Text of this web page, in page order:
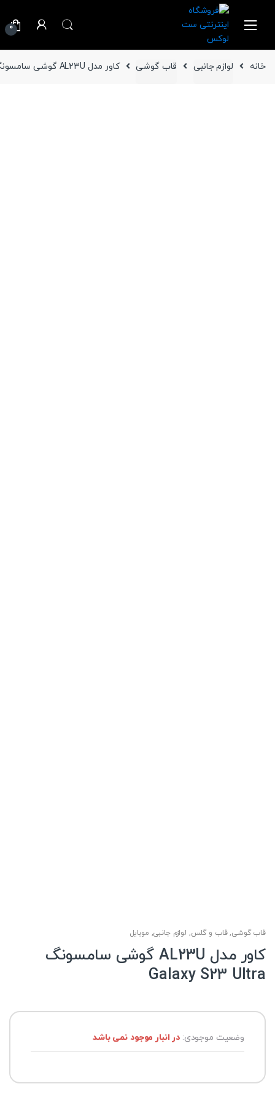
0
خانه لوازم جانبی قاب گوشی کاور مدل AL23U گوشی سامسونگ Galaxy S23 Ultra
قاب گوشی,قاب و گلس, لوازم جانبی, موبایل
کاور مدل AL23U گوشی سامسونگ
Galaxy S23 Ultra
وضعیت موجودی:در انبار موجود نمی باشد